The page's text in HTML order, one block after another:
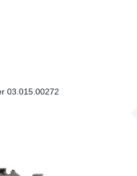
03.015.00272